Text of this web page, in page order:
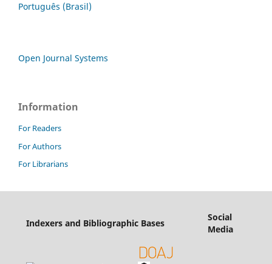
Português (Brasil)
Open Journal Systems
Information
For Readers
For Authors
For Librarians
Indexers and Bibliographic Bases
Social
Media